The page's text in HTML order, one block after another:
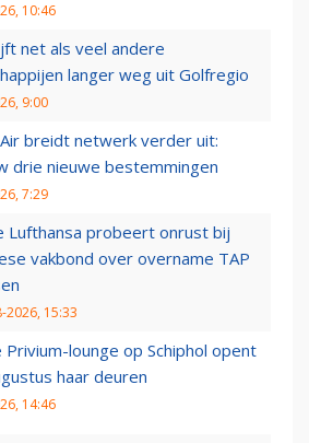
10:46
net als veel andere
langer weg uit Golfregio
9:00
breidt netwerk verder uit:
drie nieuwe bestemmingen
7:29
Lufthansa probeert onrust bij
vakbond over overname TAP
2026, 15:33
Privium-lounge op Schiphol opent
haar deuren
14:46